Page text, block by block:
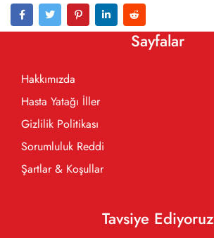
Sayfalar
Hakkımızda
Hasta Yatağı İller
Gizlilik Politikası
Sorumluluk Reddi
Şartlar & Koşullar
Tavsiye Ediyoruz